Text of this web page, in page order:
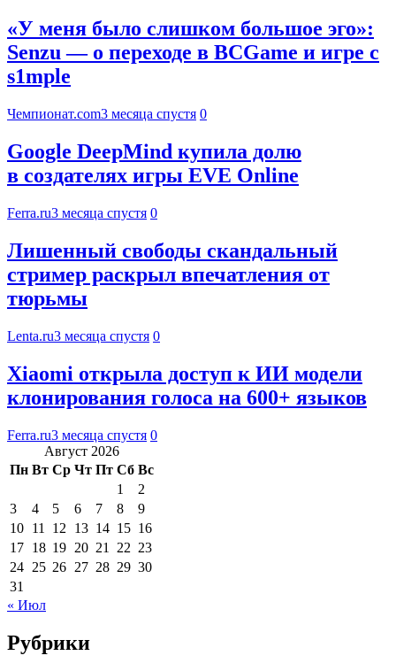
«У меня было слишком большое эго»:
Senzu — о переходе в BCGame и игре с
s1mple
Чемпионат.com3 месяца спустя 0
Google DeepMind купила долю
в создателях игры EVE Online
Ferra.ru3 месяца спустя 0
Лишенный свободы скандальный
стример раскрыл впечатления от
тюрьмы
Lenta.ru3 месяца спустя 0
Xiaomi открыла доступ к ИИ модели
клонирования голоса на 600+ языков
Ferra.ru3 месяца спустя 0
Август 2026
Пн Вт Ср Чт Пт Сб Вс
1
2
3
4 5 6 7 8
9
10 11 12 13 14 15 16
17 18 19 20 21 22 23
24 25 26 27 28 29 30
31
« Июл
Рубрики